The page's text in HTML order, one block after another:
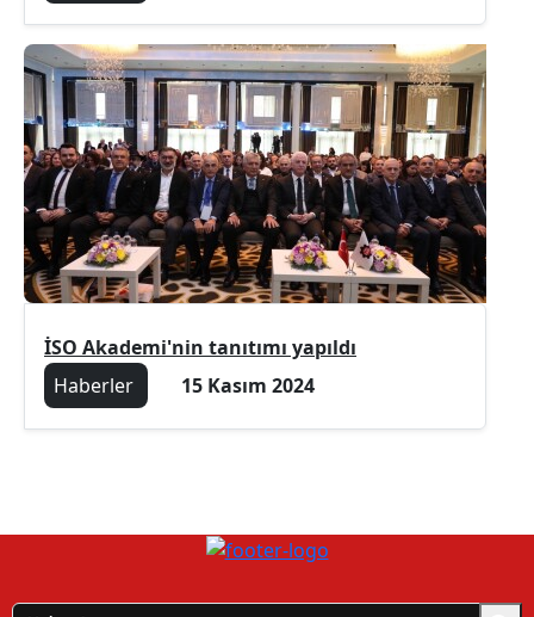
İSO Akademi'nin tanıtımı yapıldı
Haberler
15 Kasım 2024